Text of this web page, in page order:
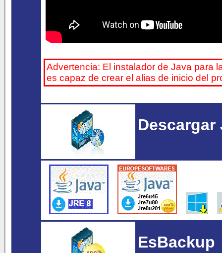
Advertencia: El instalador de Java para
es capaz de crear el alias de inicio del
EsBackup